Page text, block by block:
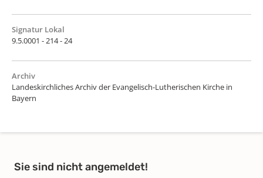
Signatur Lokal
9.5.0001 - 214 - 24
Archiv
Landeskirchliches Archiv der Evangelisch-Lutherischen Kirche in
Bayern
Sie sind nicht angemeldet!